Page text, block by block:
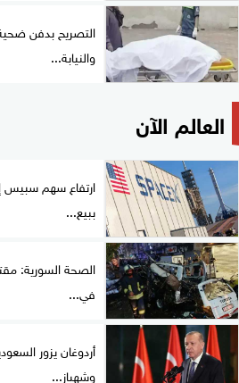
التصريح بدفن
والنيابة...
العالم الآن
ارتفاع سهم سبيس
ببيع...
في...
أردوغان يزور
وشهباز...